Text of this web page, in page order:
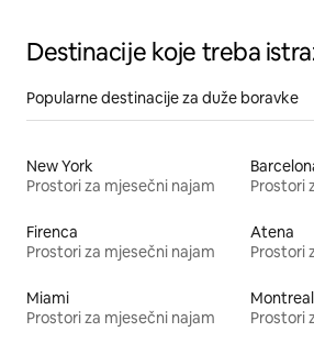
Destinacije koje treba
Popularne destinacije za duže boravke
New York
Prostori za mjesečni najam
Prostori
Firenca
Prostori za mjesečni najam
Atena
Prostori
Miami
Prostori za mjesečni najam
Montreal
Prostori